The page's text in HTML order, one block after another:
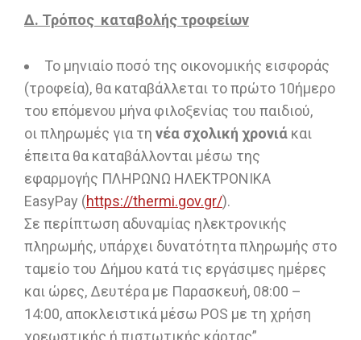
Δ. Τρόπος καταβολής τροφείων
Το μηνιαίο ποσό της οικονομικής εισφοράς
(τροφεία), θα καταβάλλεται το πρώτο 10ήμερο
του επόμενου μήνα φιλοξενίας του παιδιού,
οι πληρωμές για τη νέα σχολική χρονιά και
έπειτα θα καταβάλλονται μέσω της
εφαρμογής ΠΛΗΡΩΝΩ ΗΛΕΚΤΡΟΝΙΚΑ
EasyPay (https://thermi.gov.gr/).
Σε περίπτωση αδυναμίας ηλεκτρονικής
πληρωμής, υπάρχει δυνατότητα πληρωμής στο
ταμείο του Δήμου κατά τις εργάσιμες ημέρες
και ώρες, Δευτέρα με Παρασκευή, 08:00 –
14:00, αποκλειστικά μέσω POS με τη χρήση
χρεωστικής ή πιστωτικής κάρτας”.